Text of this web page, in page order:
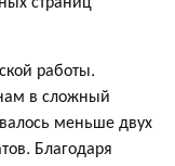
работы.
в сложный
меньше двух
Благодаря